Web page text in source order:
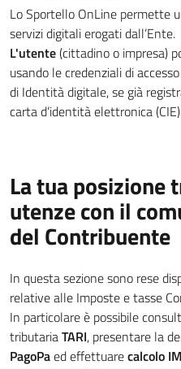
Lo Sportello OnLine permette
servizi digitali erogati dall’Ente.
L'utente(cittadino o impresa)
usando le credenziali di
di Identità digitale, se già
carta d’identità elettronica
La tua posizione
utenze con il
del Contribuente
In questa sezione sono rese
relative alle Imposte e tasse
In particolare è possibile
tributariaTARI, presentare la
PagoPaed effettuarecalcolo